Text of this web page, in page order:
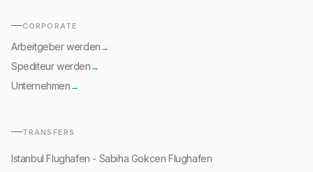
CORPORATE
Arbeitgeber werden →
Spediteur werden →
Unternehmen →
TRANSFERS
Istanbul Flughafen - Sabiha Gokcen Flughafen